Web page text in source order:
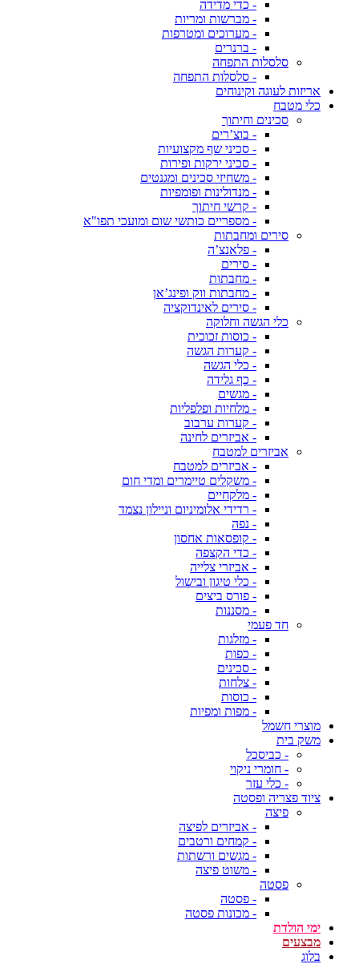
- כדי מדידה
- מברשות ומריות
- מערוכים ומטרפות
- ברנרים
סלסלות התפחה
- סלסלות התפחה
אריזות לעוגה וקינוחים
כלי מטבח
סכינים וחיתוך
- בוצ’רים
- סכיני שף מקצועיות
- סכיני ירקות ופירות
- משחיזי סכינים ומגנטים
- מנדולינות ופומפיות
- קרשי חיתוך
- מספריים כותשי שום ומועכי תפו"א
סירים ומחבתות
- פלאנצ’ה
- סירים
- מחבתות
- מחבתות ווק ופינג’אן
- סירים לאינדוקציה
כלי הגשה וחלוקה
- כוסות זכוכית
- קערות הגשה
- כלי הגשה
- כף גלידה
- מגשים
- מלחיות ופלפליות
- קערות ערבוב
- אביזרים לחינה
אביזרים למטבח
- אביזרים למטבח
- משקלים טיימרים ומדי חום
- מלקחיים
- רדידי אלומיניום וניילון נצמד
- נפה
- קופסאות אחסון
- כדי הקצפה
- אביזרי צלייה
- כלי טיגון ובישול
- פורס ביצים
- מסננות
חד פעמי
- מזלגות
- כפות
- סכינים
- צלחות
- כוסות
- מפות ומפיות
מוצרי חשמל
משק בית
- כביסכל
- חומרי ניקוי
- כלי עזר
ציוד פצריה ופסטה
פיצה
- אביזרים לפיצה
- קמחים ורטבים
- מגשים ורשתות
- משוט פיצה
פסטה
- פסטה
- מכונות פסטה
ימי הולדת
מבצעים
בלוג